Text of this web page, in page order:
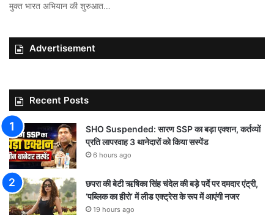
मुक्त भारत अभियान की शुरुआत…
Advertisement
Recent Posts
SHO Suspended: सारण SSP का बड़ा एक्शन, कर्तव्यों
प्रति लापरवाह 3 थानेदारों को किया सस्पेंड
6 hours ago
छपरा की बेटी ऋषिका सिंह चंदेल की बड़े पर्दे पर दमदार एंट्री,
‘पब्लिक का हीरो’ में लीड एक्ट्रेस के रूप में आएंगी नजर
19 hours ago